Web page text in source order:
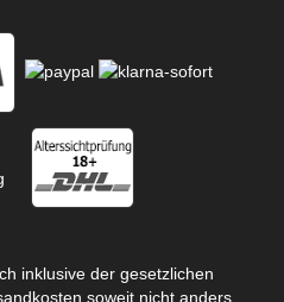
inklusive der gesetzlichen
soweit nicht anders